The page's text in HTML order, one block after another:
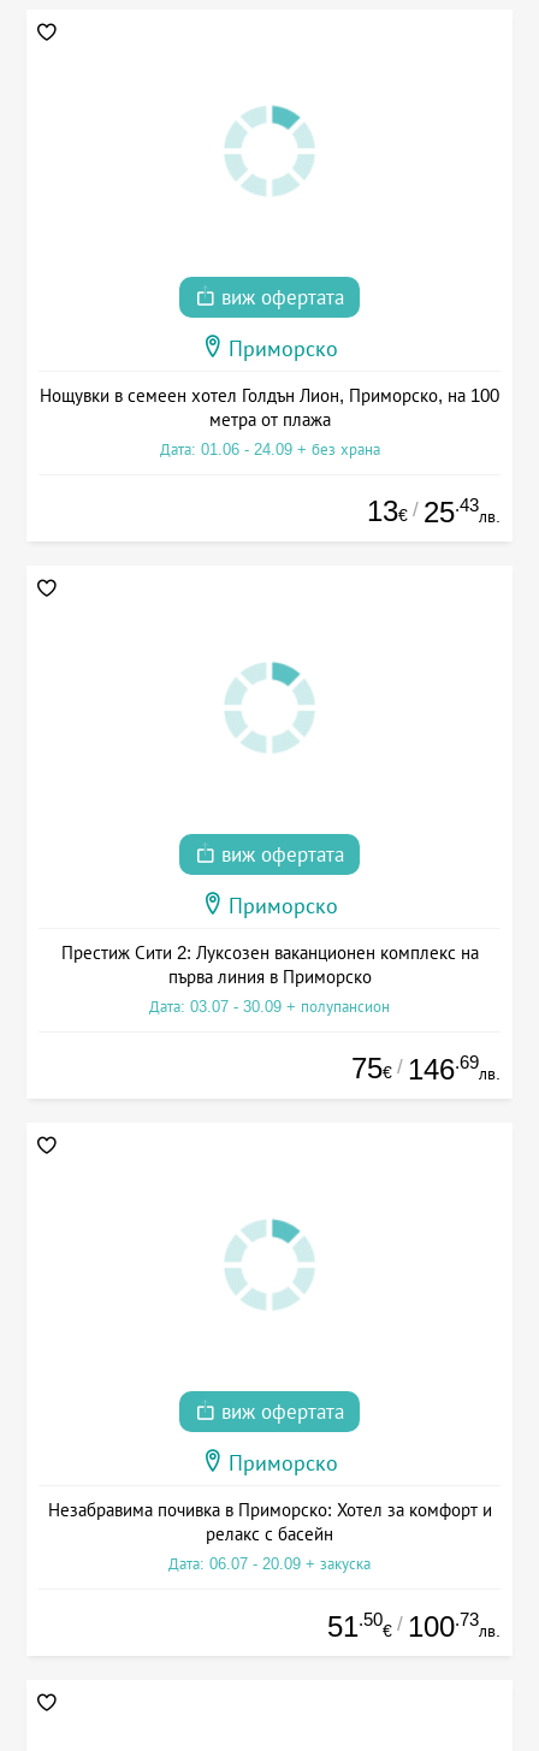
виж офертата
Приморско
Нощувки в семеен хотел Голдън Лион, Приморско, на 100
метра от плажа
Дата: 01.06 - 24.09 + без храна
13€ / 25.43
лв.
виж офертата
Приморско
Престиж Сити 2: Луксозен ваканционен комплекс на
първа линия в Приморско
Дата: 03.07 - 30.09 + полупансион
75€ / 146.69
лв.
виж офертата
Приморско
Незабравима почивка в Приморско: Хотел за комфорт и
релакс с басейн
Дата: 06.07 - 20.09 + закуска
51.50
€ / 100.73
лв.